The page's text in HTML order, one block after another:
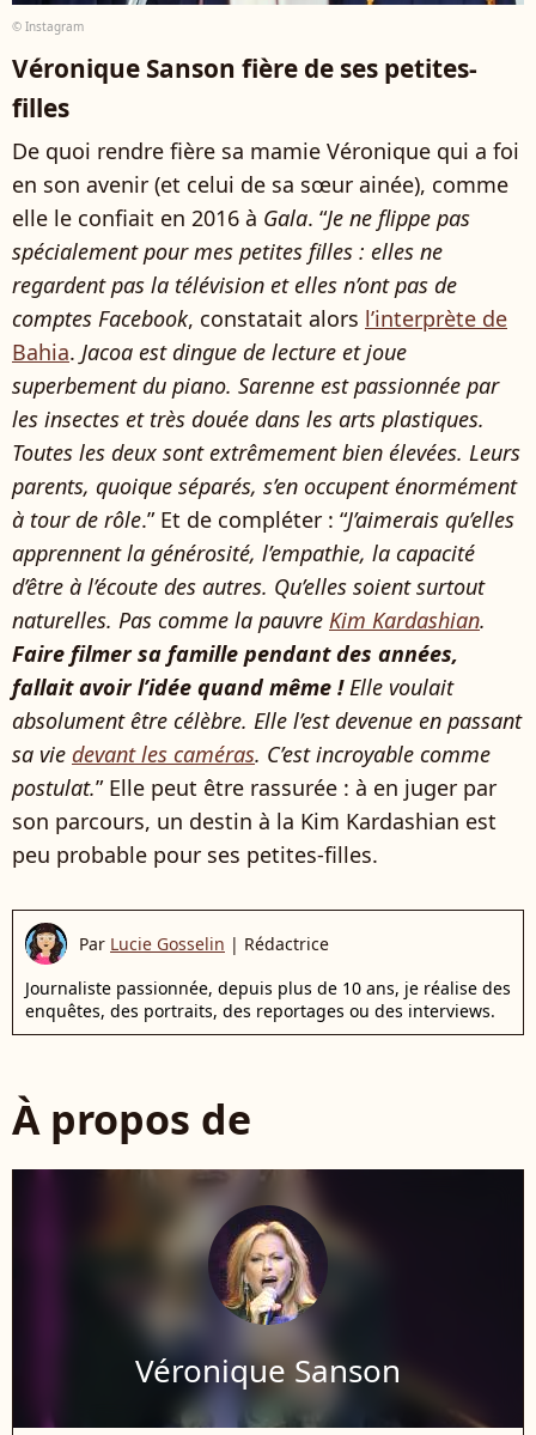
© Instagram
Véronique Sanson fière de ses petites-
filles
De quoi rendre fière sa mamie Véronique qui a foi
en son avenir (et celui de sa sœur ainée), comme
elle le confiait en 2016 à Gala. “Je ne flippe pas
spécialement pour mes petites filles : elles ne
regardent pas la télévision et elles n’ont pas de
comptes Facebook, constatait alors l’interprète de
Bahia. Jacoa est dingue de lecture et joue
superbement du piano. Sarenne est passionnée par
les insectes et très douée dans les arts plastiques.
Toutes les deux sont extrêmement bien élevées. Leurs
parents, quoique séparés, s’en occupent énormément
à tour de rôle.” Et de compléter : “J’aimerais qu’elles
apprennent la générosité, l’empathie, la capacité
d’être à l’écoute des autres. Qu’elles soient surtout
naturelles. Pas comme la pauvre Kim Kardashian.
Faire filmer sa famille pendant des années,
fallait avoir l’idée quand même !Elle voulait
absolument être célèbre. Elle l’est devenue en passant
sa vie devant les caméras. C’est incroyable comme
postulat.” Elle peut être rassurée : à en juger par
son parcours, un destin à la Kim Kardashian est
peu probable pour ses petites-filles​.
Par Lucie Gosselin | Rédactrice
Journaliste passionnée, depuis plus de 10 ans, je réalise des
enquêtes, des portraits, des reportages ou des interviews.
À propos de
Véronique Sanson